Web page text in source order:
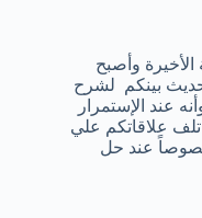
الأخيرة وأصبح
بينكم لشرح
عند الإستمرار
علاقاتكم علي
خصوصاً عند حل